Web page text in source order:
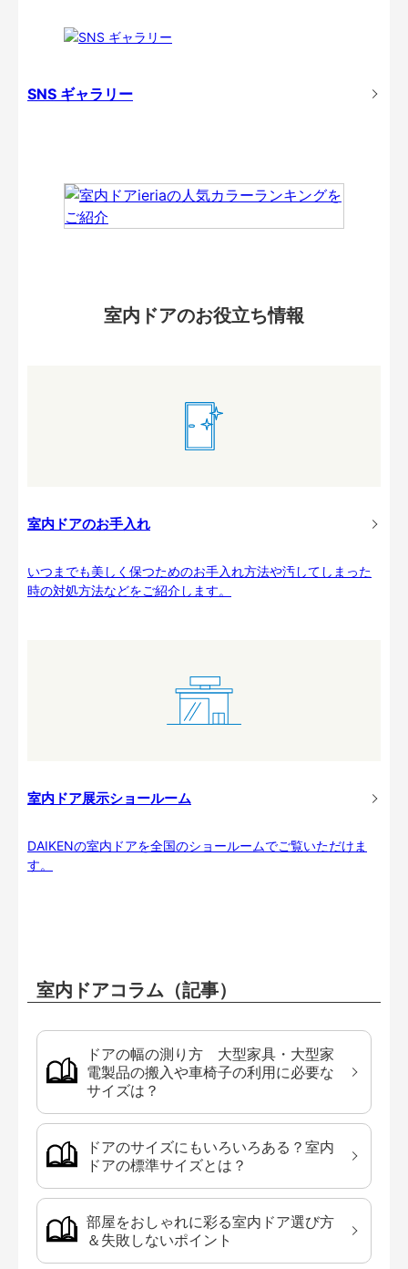
SNS ギャラリー
室内ドアのお役立ち情報
室内ドアのお手入れ
いつまでも美しく保つためのお手入れ方法や汚してしまった
時の対処方法などをご紹介します。
室内ドア展示ショールーム
DAIKENの室内ドアを全国のショールームでご覧いただけま
す。
室内ドアコラム（記事）
ドアの幅の測り方 大型家具・大型家
電製品の搬入や車椅子の利用に必要な
サイズは？
ドアのサイズにもいろいろある？室内
ドアの標準サイズとは？
部屋をおしゃれに彩る室内ドア選び方
＆失敗しないポイント